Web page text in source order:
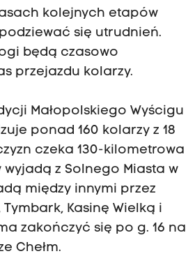
kolejnych etapów
się utrudnień.
będą czasowo
przejazdu kolarzy.
Małopolskiego Wyścigu
ponad 160 kolarzy z 18
czeka 130-kilometrowa
z Solnego Miasta w
między innymi przez
Kasinę Wielką i
zakończyć się po g. 16 na
Chełm.